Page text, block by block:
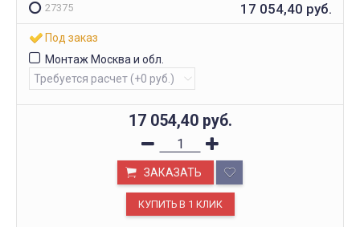
27375 17 054,40 руб.
Под заказ
Монтаж Москва и обл.
17 054,40 руб.
ЗАКАЗАТЬ